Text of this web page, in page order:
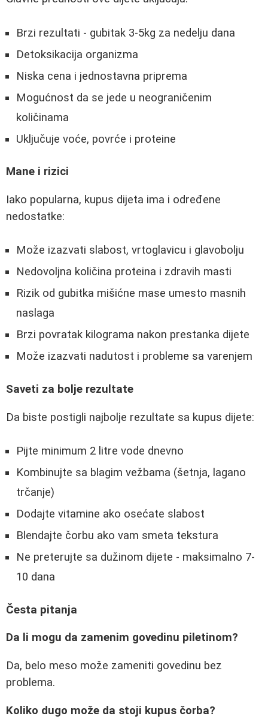
Brzi rezultati - gubitak 3-5kg za nedelju dana
Detoksikacija organizma
Niska cena i jednostavna priprema
Mogućnost da se jede u neograničenim
količinama
Uključuje voće, povrće i proteine
Mane i rizici
Iako popularna, kupus dijeta ima i određene
nedostatke:
Može izazvati slabost, vrtoglavicu i glavobolju
Nedovoljna količina proteina i zdravih masti
Rizik od gubitka mišićne mase umesto masnih
naslaga
Brzi povratak kilograma nakon prestanka dijete
Može izazvati nadutost i probleme sa varenjem
Saveti za bolje rezultate
Da biste postigli najbolje rezultate sa kupus dijete:
Pijte minimum 2 litre vode dnevno
Kombinujte sa blagim vežbama (šetnja, lagano
trčanje)
Dodajte vitamine ako osećate slabost
Blendajte čorbu ako vam smeta tekstura
Ne preterujte sa dužinom dijete - maksimalno 7-
10 dana
Česta pitanja
Da li mogu da zamenim govedinu piletinom?
Da, belo meso može zameniti govedinu bez
problema.
Koliko dugo može da stoji kupus čorba?